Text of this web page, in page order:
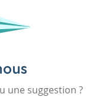
une suggestion ?